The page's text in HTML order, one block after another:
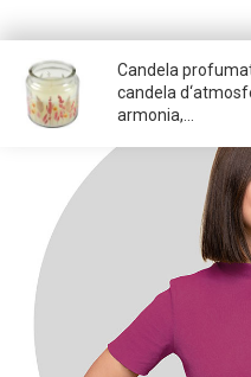
Candela
candela
armonia,...